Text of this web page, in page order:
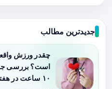
جدیدترین مطالب
چقدر ورزش
۱۰ ساعت در هفته